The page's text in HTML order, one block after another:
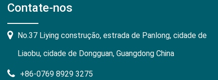
Contate-nos
No.37 Liying construção, estrada de Panlong, cidade de
Liaobu, cidade de Dongguan, Guangdong China
+86-0769 8929 3275